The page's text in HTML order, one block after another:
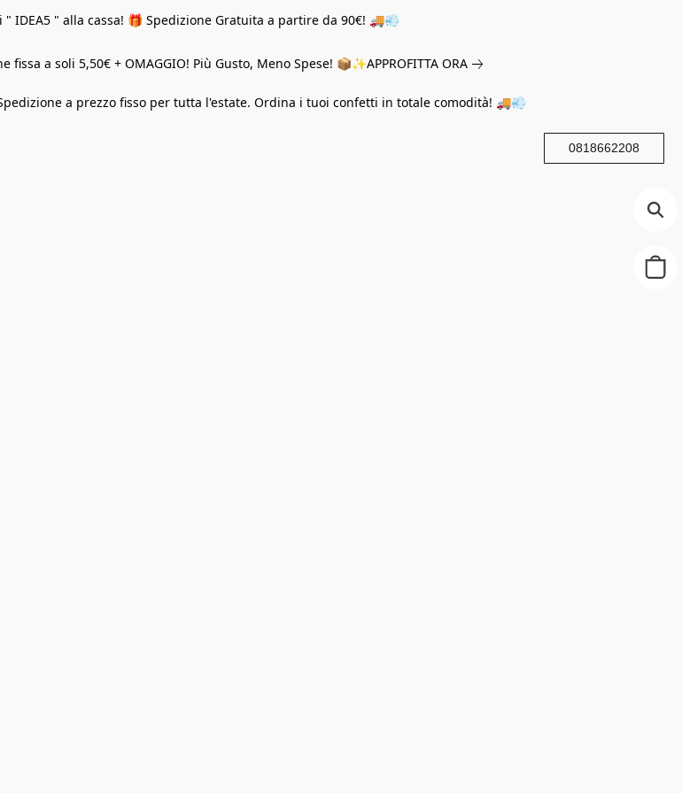
IDEA5 " alla cassa! 🎁 Spedizione Gratuita a partire da 90€! 🚚💨
fissa a soli 5,50€ + OMAGGIO! Più Gusto, Meno Spese! 📦✨APPROFITTA ORA
a prezzo fisso per tutta l'estate. Ordina i tuoi confetti in totale comodità! 🚚💨
0818662208